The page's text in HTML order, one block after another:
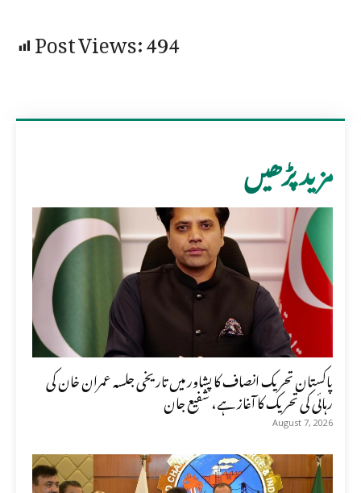
Post Views:494
مزید پڑھیں
پاکستان تحریک انصاف کا پشاور میں تاریخی جلسہ عمران خان کی
رہائی کی تحریک کا آغاز ہے، شفیع جان
August 7, 2026